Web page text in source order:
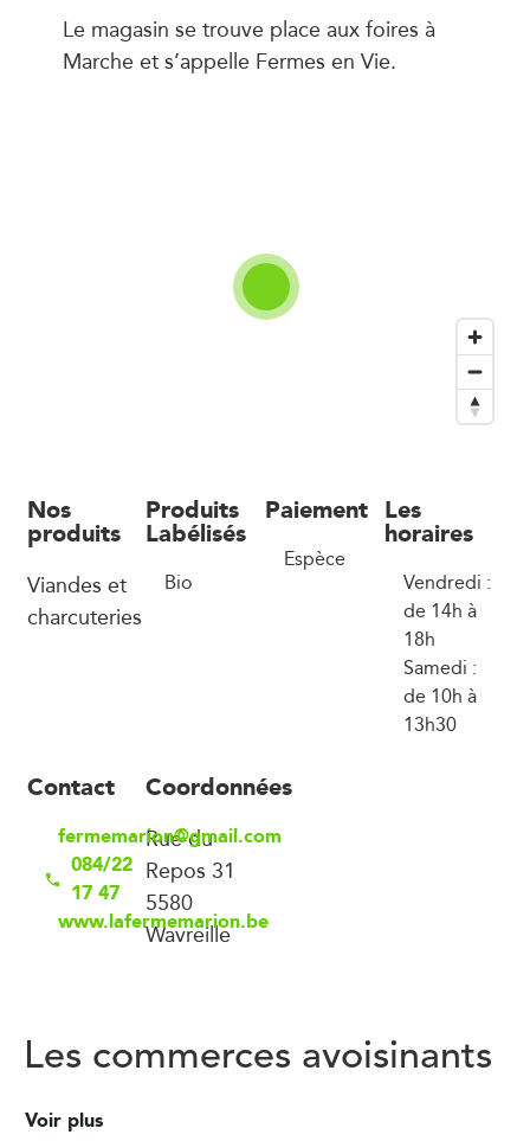
Le magasin se trouve place aux foires à
Marche et s’appelle Fermes en Vie.
Nos
produits
Viandes et
charcuteries
Produits
Labélisés
Bio
Paiement
Espèce
Les
horaires
Vendredi :
de 14h à
18h
Samedi :
de 10h à
13h30
Contact
fermemarion@gmail.com
084/22
17 47
www.lafermemarion.be
Coordonnées
Rue du
Repos 31
5580
Wavreille
Les commerces avoisinants
Voir plus